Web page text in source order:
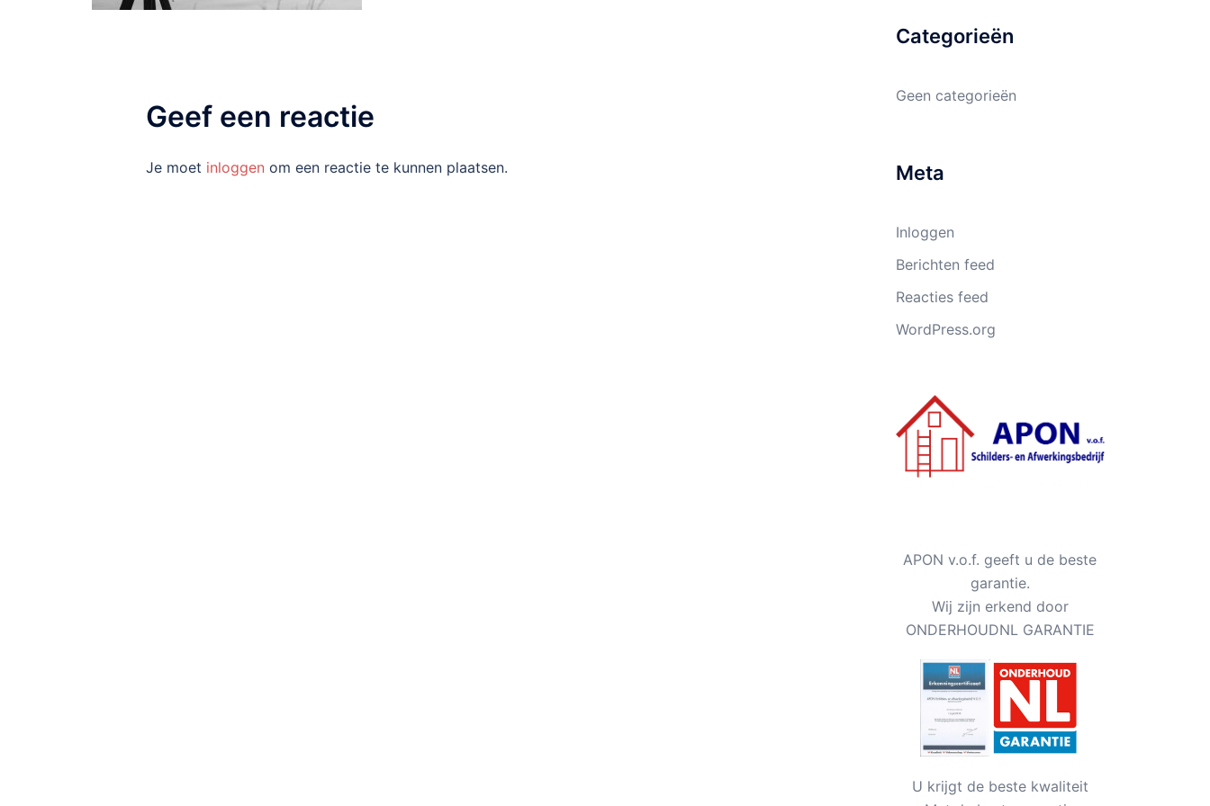
Geef een reactie
Je moet inloggen om een reactie te kunnen plaatsen.
Categorieën
Geen categorieën
Meta
Inloggen
Berichten feed
Reacties feed
WordPress.org
APON v.o.f. geeft u de beste
garantie.
Wij zijn erkend door
ONDERHOUDNL GARANTIE
U krijgt de beste kwaliteit